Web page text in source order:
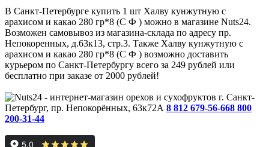
В Санкт-Петербурге купить 1 шт Халву кунжутную с
арахисом и какао 280 гр*8 (С Ф ) можно в магазине Nuts24.
Возможен самовывоз из магазина-склада по адресу пр.
Непокоренных, д.63к13, стр.3. Также Халву кунжутную с
арахисом и какао 280 гр*8 (С Ф ) возможно доставить
курьером по Санкт-Петербургу всего за 249 рублей или
бесплатно при заказе от 2000 рублей!
г. Санкт-
Петербург, пр. Непокорённых, 63к72А 8 812 679-56-668 800
200-31-44